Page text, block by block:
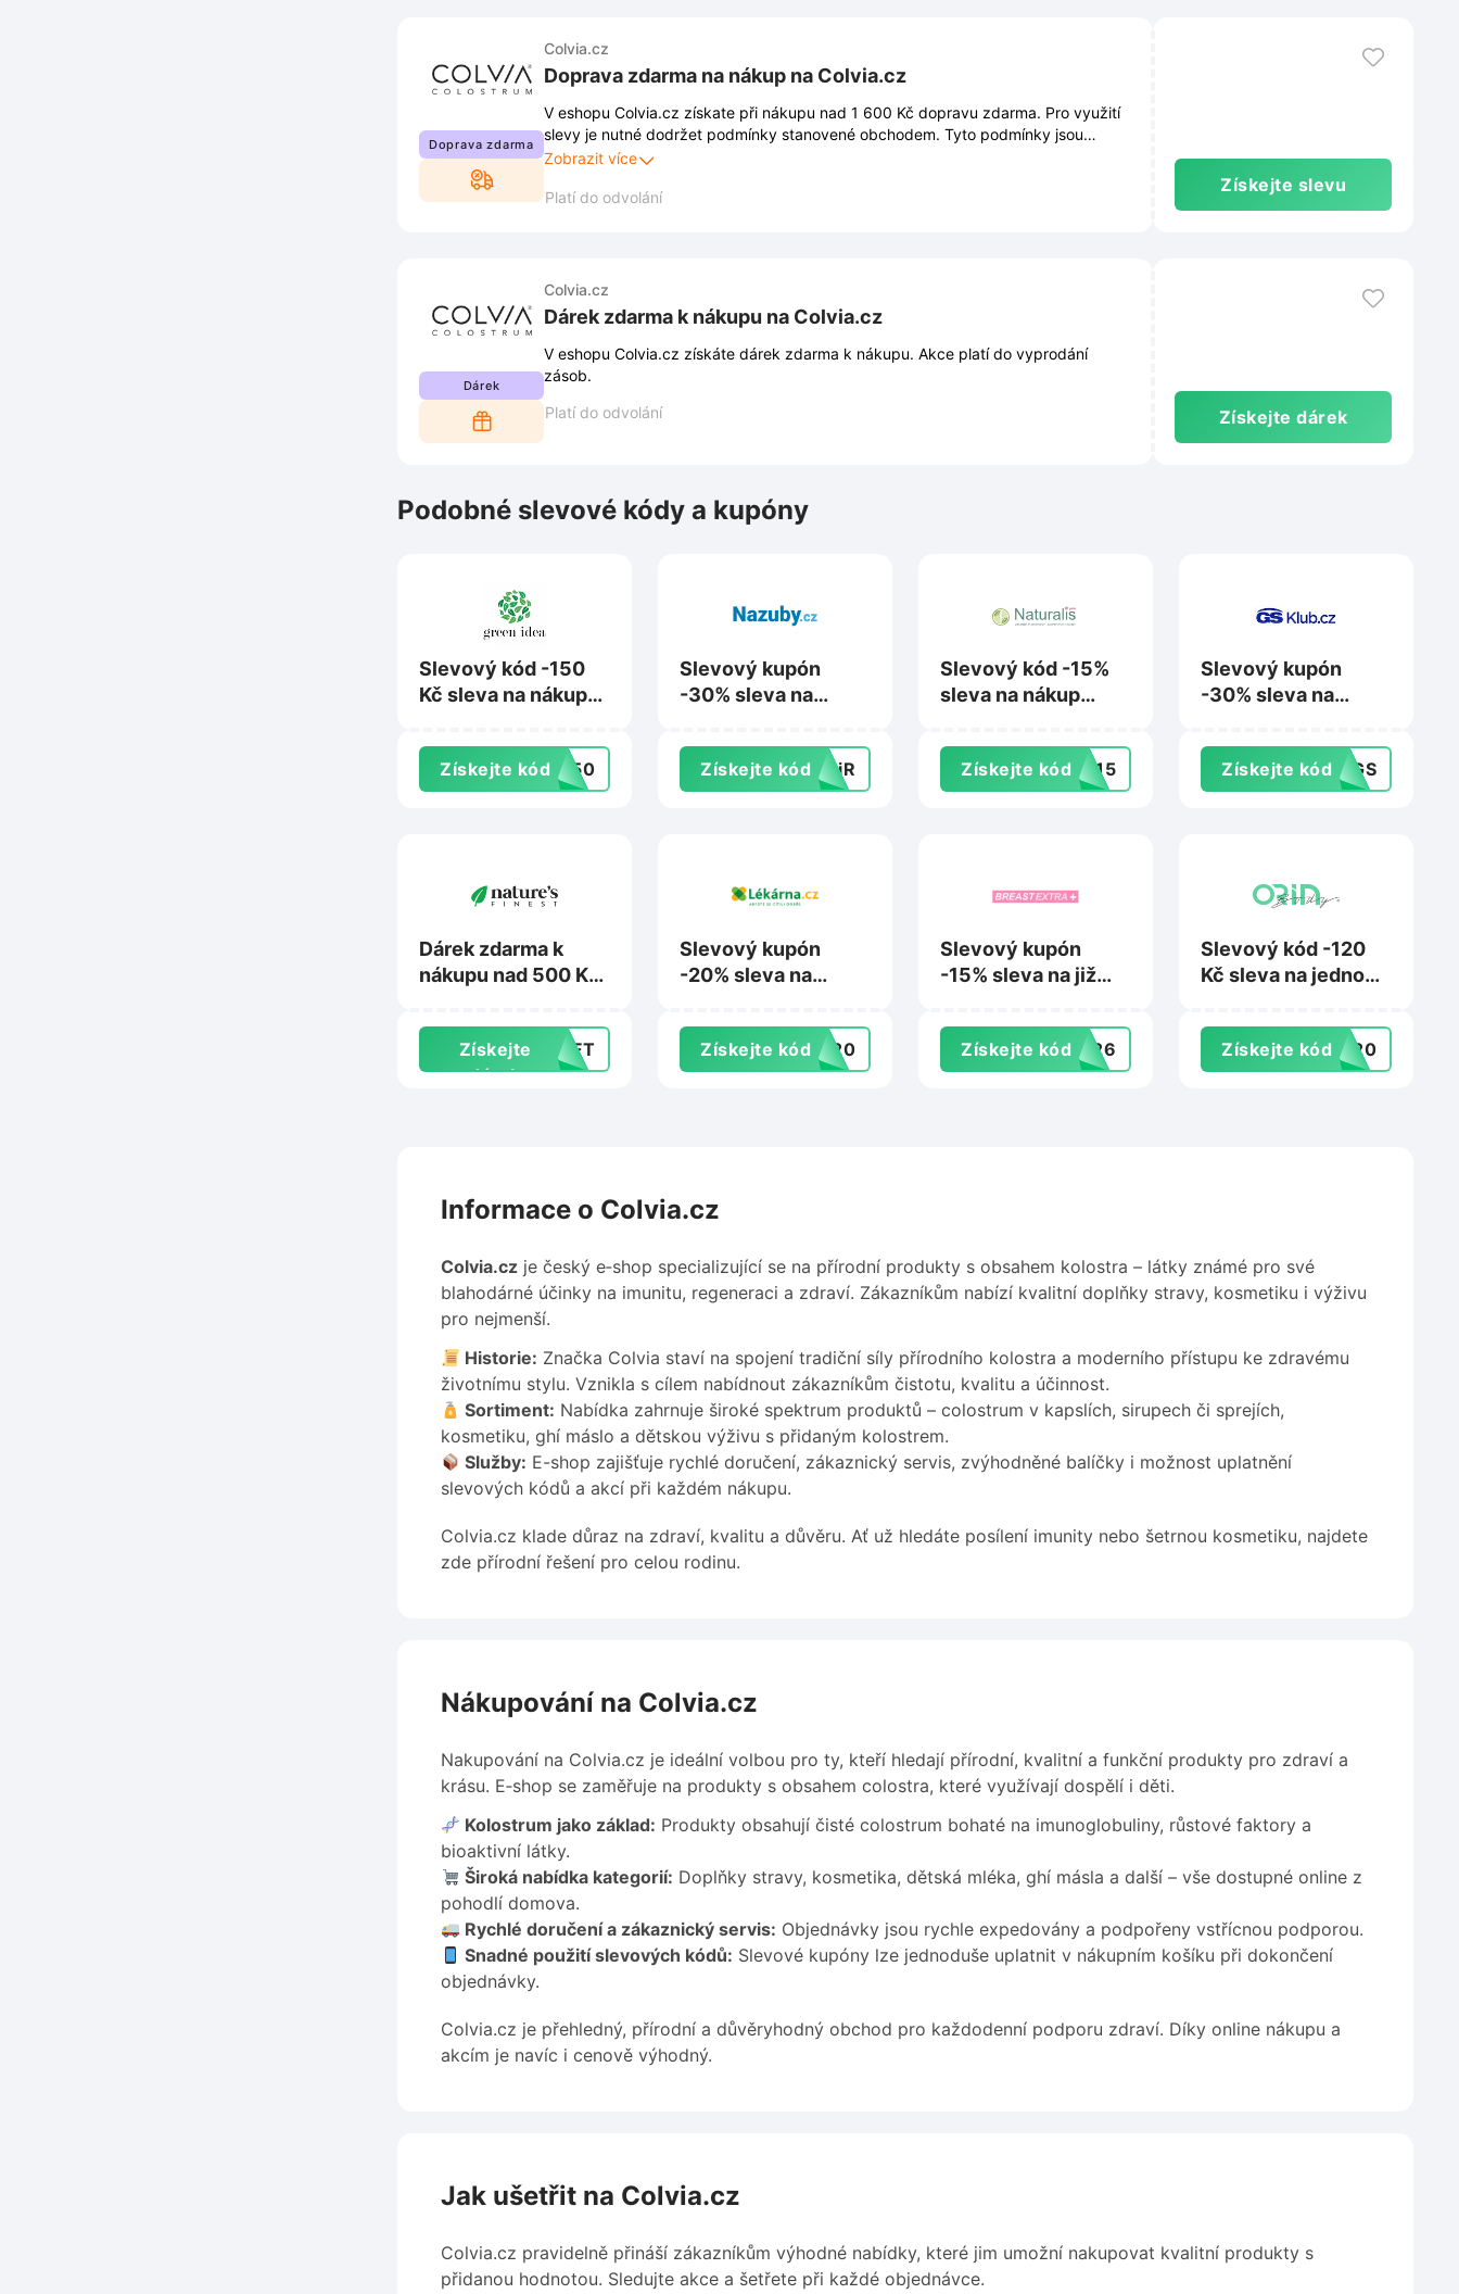
Doprava zdarma
Colvia.cz
Doprava zdarma na nákup na Colvia.cz
V eshopu Colvia.cz získate při nákupu nad 1 600 Kč dopravu zdarma. Pro využití
slevy je nutné dodržet podmínky stanovené obchodem. Tyto podmínky jsou
zveřejněny na webových stránkách obchodu a mohou se průběžně měnit.
Zobrazit více
Platí do odvolání
Získejte slevu
Dárek
Colvia.cz
Dárek zdarma k nákupu na Colvia.cz
V eshopu Colvia.cz získáte dárek zdarma k nákupu. Akce platí do vyprodání
zásob.
Platí do odvolání
Získejte dárek
Podobné slevové kódy a kupóny
Slevový kód -150
Kč sleva na nákup
Greenidea.cz
Získejte kódR150
Slevový kupón
-30% sleva na
Nazuby.cz
Získejte kód yyiR
Slevový kód -15%
sleva na nákup
Naturalis a Semante
by Naturalis na
Superpotraviny-
Získejte kódOB15
Slevový kupón
-30% sleva na
Získejte kód30GS
Dárek zdarma k
nákupu nad 500 Kč
Získejte
dárek
GIFT
Slevový kupón
-20% sleva na
SPICE na
Lekarna.cz
Získejte kódDS20
Slevový kupón
-15% sleva na již
Breastextra.cz
Získejte kódST26
Slevový kód -120
Kč sleva na jedno
HydroBoost na
Orinbody.cz
Získejte kódo120
Informace o Colvia.cz
Colvia.cz je český e‑shop specializující se na přírodní produkty s obsahem kolostra – látky známé pro své
blahodárné účinky na imunitu, regeneraci a zdraví. Zákazníkům nabízí kvalitní doplňky stravy, kosmetiku i výživu
pro nejmenší.
Historie: Značka Colvia staví na spojení tradiční síly přírodního kolostra a moderního přístupu ke zdravému
životnímu stylu. Vznikla s cílem nabídnout zákazníkům čistotu, kvalitu a účinnost.
Sortiment: Nabídka zahrnuje široké spektrum produktů – colostrum v kapslích, sirupech či sprejích,
kosmetiku, ghí máslo a dětskou výživu s přidaným kolostrem.
Služby: E-shop zajišťuje rychlé doručení, zákaznický servis, zvýhodněné balíčky i možnost uplatnění
slevových kódů a akcí při každém nákupu.
Colvia.cz klade důraz na zdraví, kvalitu a důvěru. Ať už hledáte posílení imunity nebo šetrnou kosmetiku, najdete
zde přírodní řešení pro celou rodinu.
Nákupování na Colvia.cz
Nakupování na Colvia.cz je ideální volbou pro ty, kteří hledají přírodní, kvalitní a funkční produkty pro zdraví a
krásu. E‑shop se zaměřuje na produkty s obsahem colostra, které využívají dospělí i děti.
Kolostrum jako základ: Produkty obsahují čisté colostrum bohaté na imunoglobuliny, růstové faktory a
bioaktivní látky.
Široká nabídka kategorií: Doplňky stravy, kosmetika, dětská mléka, ghí másla a další – vše dostupné online z
pohodlí domova.
Rychlé doručení a zákaznický servis: Objednávky jsou rychle expedovány a podpořeny vstřícnou podporou.
Snadné použití slevových kódů: Slevové kupóny lze jednoduše uplatnit v nákupním košíku při dokončení
objednávky.
Colvia.cz je přehledný, přírodní a důvěryhodný obchod pro každodenní podporu zdraví. Díky online nákupu a
akcím je navíc i cenově výhodný.
Jak ušetřit na Colvia.cz
Colvia.cz pravidelně přináší zákazníkům výhodné nabídky, které jim umožní nakupovat kvalitní produkty s
přidanou hodnotou. Sledujte akce a šetřete při každé objednávce.